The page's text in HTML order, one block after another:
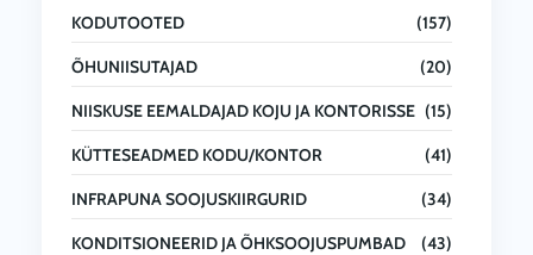
KODUTOOTED (157)
ÕHUNIISUTAJAD (20)
NIISKUSE EEMALDAJAD KOJU JA KONTORISSE (15)
KÜTTESEADMED KODU/KONTOR (41)
INFRAPUNA SOOJUSKIIRGURID (34)
KONDITSIONEERID JA ÕHKSOOJUSPUMBAD (43)